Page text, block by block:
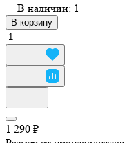
В наличии: 1
В корзину
1 290 ₽